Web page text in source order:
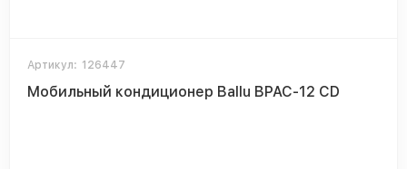
Артикул: 126447
Мобильный кондиционер Ballu BPAC-12 CD